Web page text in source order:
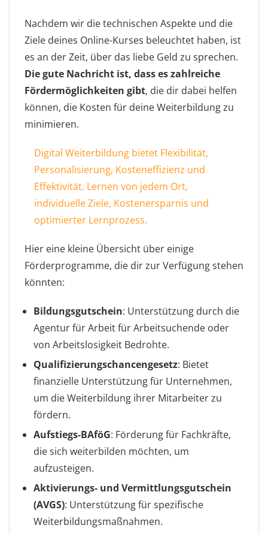
Nachdem wir die technischen Aspekte und die
Ziele deines Online-Kurses beleuchtet haben, ist
es an der Zeit, über das liebe Geld zu sprechen.
Die gute Nachricht ist, dass es zahlreiche
Fördermöglichkeiten gibt, die dir dabei helfen
können, die Kosten für deine Weiterbildung zu
minimieren.
Digital Weiterbildung bietet Flexibilität,
Personalisierung, Kosteneffizienz und
Effektivität. Lernen von jedem Ort,
individuelle Ziele, Kostenersparnis und
optimierter Lernprozess.
Hier eine kleine Übersicht über einige
Förderprogramme, die dir zur Verfügung stehen
könnten:
Bildungsgutschein: Unterstützung durch die
Agentur für Arbeit für Arbeitsuchende oder
von Arbeitslosigkeit Bedrohte.
Qualifizierungschancengesetz: Bietet
finanzielle Unterstützung für Unternehmen,
um die Weiterbildung ihrer Mitarbeiter zu
fördern.
Aufstiegs-BAföG: Förderung für Fachkräfte,
die sich weiterbilden möchten, um
aufzusteigen.
Aktivierungs- und Vermittlungsgutschein
(AVGS): Unterstützung für spezifische
Weiterbildungsmaßnahmen.